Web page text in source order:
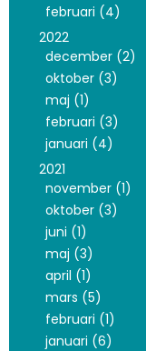
februari (4)
2022
december (2)
oktober (3)
maj (1)
februari (3)
januari (4)
2021
november (1)
oktober (3)
juni (1)
maj (3)
april (1)
mars (5)
februari (1)
januari (6)